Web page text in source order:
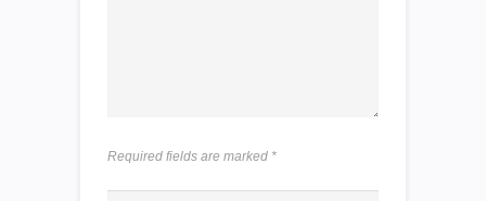
Required fields are marked *